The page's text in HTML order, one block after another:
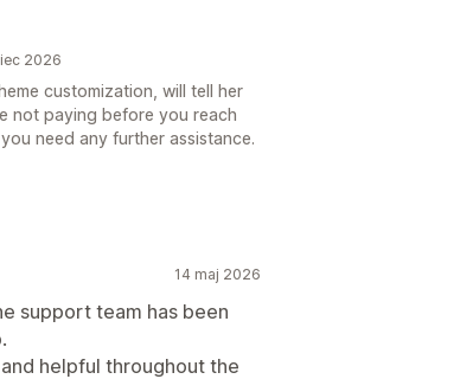
2026
customization, will tell her
not paying before you reach
need any further assistance.
14 maj 2026
support team has been
helpful throughout the